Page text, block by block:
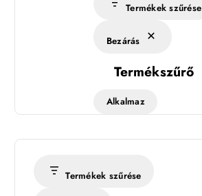
Termékek szűrése
Bezárás
Termékszűrő
Alkalmaz
Termékek szűrése